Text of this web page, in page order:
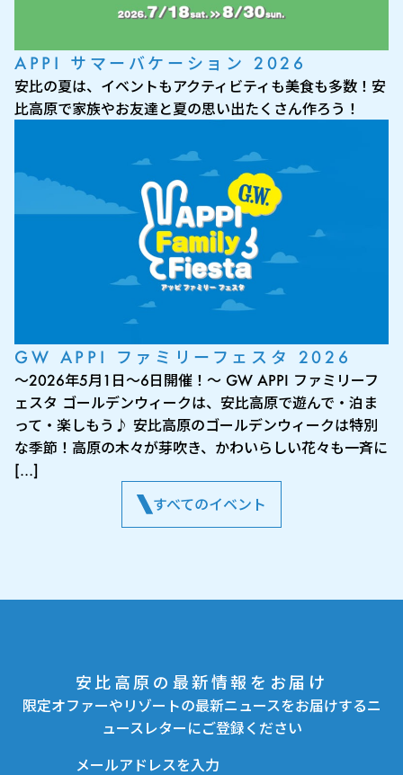
APPI サマーバケーション 2026
安比の夏は、イベントもアクティビティも美食も多数！安
比高原で家族やお友達と夏の思い出たくさん作ろう！
GW APPI ファミリーフェスタ 2026
～2026年5月1日～6日開催！～ GW APPI ファミリーフ
ェスタ ゴールデンウィークは、安比高原で遊んで・泊ま
って・楽しもう♪ 安比高原のゴールデンウィークは特別
な季節！高原の木々が芽吹き、かわいらしい花々も一斉に
[…]
すべてのイベント
安比高原の最新情報をお届け
限定オファーやリゾートの最新ニュースをお届けするニ
ュースレターにご登録ください